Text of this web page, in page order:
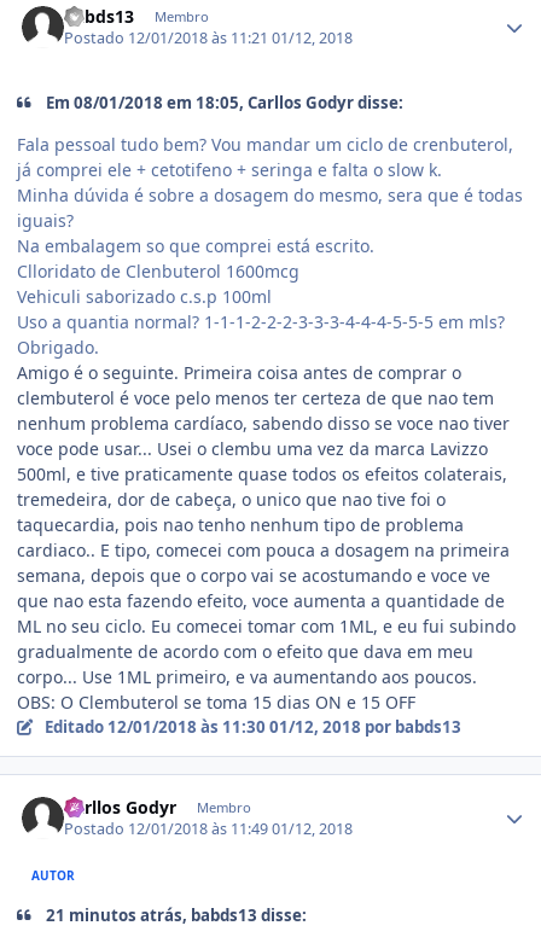
babds13 Membro
Postado 12/01/2018 às 11:2101/12, 2018
Em 08/01/2018 em 18:05, Carllos Godyr disse:
Fala pessoal tudo bem? Vou mandar um ciclo de crenbuterol,
já comprei ele + cetotifeno + seringa e falta o slow k.
Minha dúvida é sobre a dosagem do mesmo, sera que é todas
iguais?
Na embalagem so que comprei está escrito.
Clloridato de Clenbuterol 1600mcg
Vehiculi saborizado c.s.p 100ml
Uso a quantia normal? 1-1-1-2-2-2-3-3-3-4-4-4-5-5-5 em mls?
Obrigado.
Amigo é o seguinte. Primeira coisa antes de comprar o
clembuterol é voce pelo menos ter certeza de que nao tem
nenhum problema cardíaco, sabendo disso se voce nao tiver
voce pode usar... Usei o clembu uma vez da marca Lavizzo
500ml, e tive praticamente quase todos os efeitos colaterais,
tremedeira, dor de cabeça, o unico que nao tive foi o
taquecardia, pois nao tenho nenhum tipo de problema
cardiaco.. E tipo, comecei com pouca a dosagem na primeira
semana, depois que o corpo vai se acostumando e voce ve
que nao esta fazendo efeito, voce aumenta a quantidade de
ML no seu ciclo. Eu comecei tomar com 1ML, e eu fui subindo
gradualmente de acordo com o efeito que dava em meu
corpo... Use 1ML primeiro, e va aumentando aos poucos.
OBS: O Clembuterol se toma 15 dias ON e 15 OFF
Editado 12/01/2018 às 11:30 01/12, 2018 por babds13
Carllos Godyr Membro
Postado 12/01/2018 às 11:4901/12, 2018
AUTOR
21 minutos atrás, babds13 disse: